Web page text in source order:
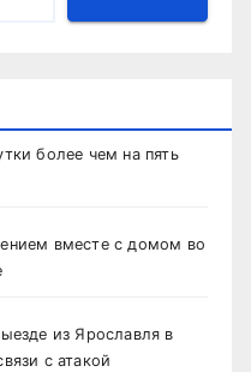
более чем на пять
вместе с домом во
из Ярославля в
с атакой